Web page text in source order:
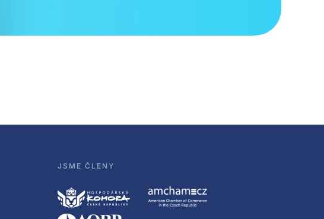
JSME ČLENY